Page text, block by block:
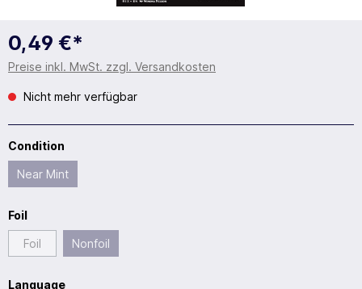
0,49 €*
Preise inkl. MwSt. zzgl. Versandkosten
Nicht mehr verfügbar
Condition
Near Mint
Foil
Foil Nonfoil
Language